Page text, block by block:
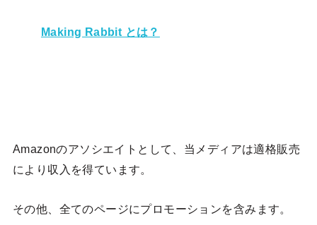
Making Rabbit とは？
Amazonのアソシエイトとして、当メディアは適格販売
により収入を得ています。
その他、全てのページにプロモーションを含みます。